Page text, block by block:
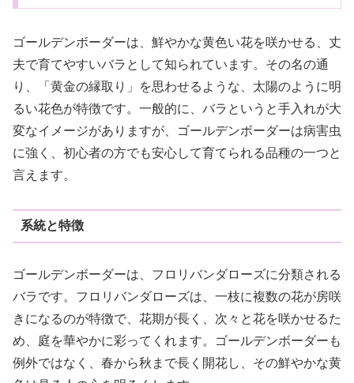
ゴールデンボーダーは、鮮やかな黄色い花を咲かせる、丈
夫で育てやすいバラとして知られています。その名の通
り、「黄金の縁取り」を思わせるような、太陽のように明
るい花色が特徴です。一般的に、バラというと手入れが大
変なイメージがありますが、ゴールデンボーダーは病害虫
に強く、初心者の方でも安心して育てられる品種の一つと
言えます。
系統と特徴
ゴールデンボーダーは、フロリバンダローズに分類される
バラです。フロリバンダローズは、一枝に複数の花が房咲
きになるのが特徴で、花期が長く、次々と花を咲かせるた
め、庭を華やかに彩ってくれます。ゴールデンボーダーも
例外ではなく、春から秋まで長く開花し、その鮮やかな黄